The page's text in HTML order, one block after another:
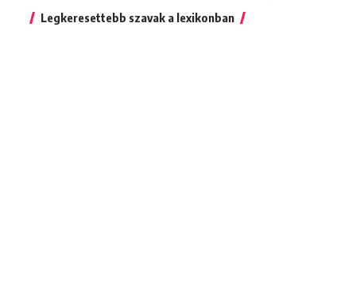
Legkeresettebb szavak a lexikonban